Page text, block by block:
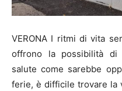
VERONA I ritmi di vita
offrono la possibilità di
salute come sarebbe
ferie, è difficile trovare la